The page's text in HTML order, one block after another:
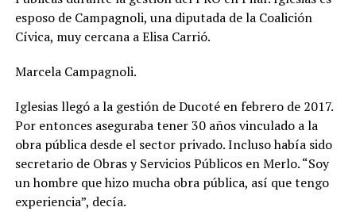
esposo de Campagnoli, una diputada de la Coalición
Cívica, muy cercana a Elisa Carrió.
Marcela Campagnoli.
Iglesias llegó a la gestión de Ducoté en febrero de 2017.
Por entonces aseguraba tener 30 años vinculado a la
obra pública desde el sector privado. Incluso había sido
secretario de Obras y Servicios Públicos en Merlo. “Soy
un hombre que hizo mucha obra pública, así que tengo
experiencia”, decía.